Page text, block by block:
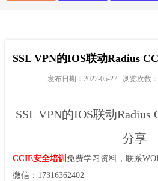
SSL VPN的IOS联动Radius
发布日期：2022-05-27 浏览次数
SSL VPN的IOS联动
分享
CCIE安全培训 免费学习资料，联系
微信：17316362402